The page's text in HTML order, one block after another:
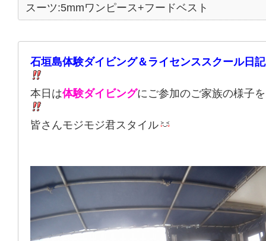
スーツ:5mmワンピース+フードベスト
石垣島体験ダイビング＆ライセンススクール日記
本日は体験ダイビングにご参加のご家族の様子
皆さんモジモジ君スタイル